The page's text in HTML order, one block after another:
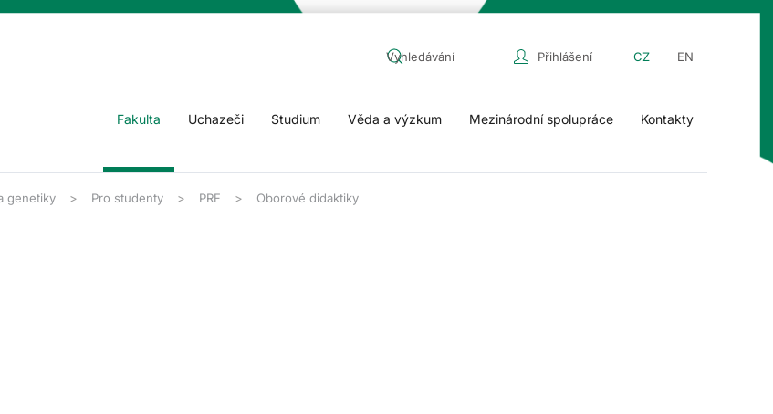
Přihlášení CZ EN
Fakulta Uchazeči Studium Věda a výzkum Mezinárodní spolupráce Kontakty
genetiky Pro studenty PRF Oborové didaktiky